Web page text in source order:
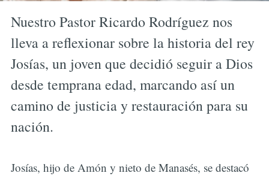
Nuestro Pastor Ricardo Rodríguez nos
lleva a reflexionar sobre la historia del rey
Josías, un joven que decidió seguir a Dios
desde temprana edad, marcando así un
camino de justicia y restauración para su
nación.
Josías, hijo de Amón y nieto de Manasés, se destacó